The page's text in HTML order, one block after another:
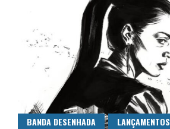
BANDA DESENHADA LANÇAMENTOS